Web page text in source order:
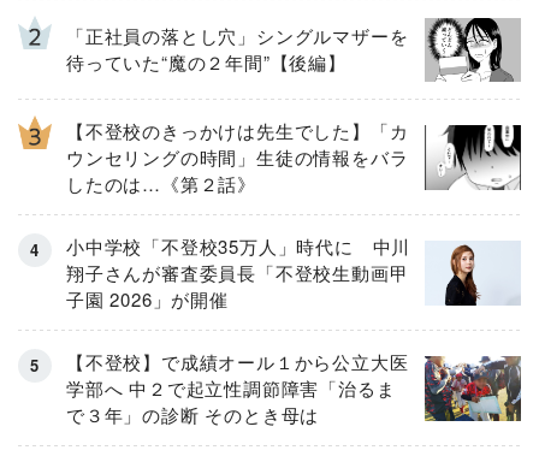
「正社員の落とし穴」シングルマザーを
待っていた“魔の２年間”【後編】
【不登校のきっかけは先生でした】「カ
ウンセリングの時間」生徒の情報をバラ
したのは…《第２話》
小中学校「不登校35万人」時代に 中川
翔子さんが審査委員長「不登校生動画甲
子園 2026」が開催
【不登校】で成績オール１から公立大医
学部へ 中２で起立性調節障害「治るま
で３年」の診断 そのとき母は